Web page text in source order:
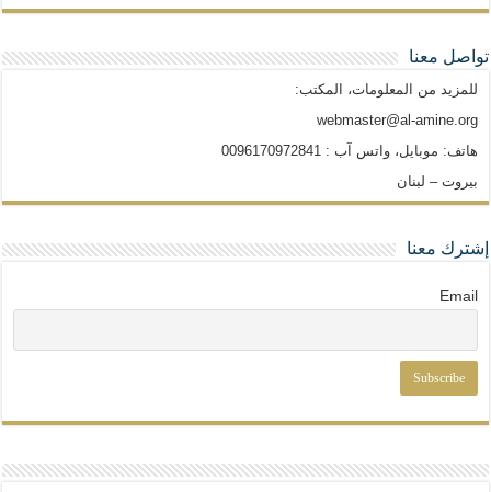
تواصل معنا
للمزيد من المعلومات، المكتب:
webmaster@al-amine.org
هاتف: موبايل، واتس آب : 0096170972841
بيروت – لبنان
إشترك معنا
Email